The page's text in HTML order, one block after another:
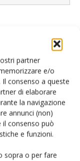
partner
e/o
consenso a queste
di elaborare
la navigazione
annunci (non)
consenso può
e funzioni.
sopra o per fare
mondo